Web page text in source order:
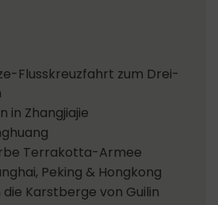
Flusskreuzfahrt zum Drei-
in Zhangjiajie
Terrakotta-Armee
Peking & Hongkong
Karstberge von Guilin